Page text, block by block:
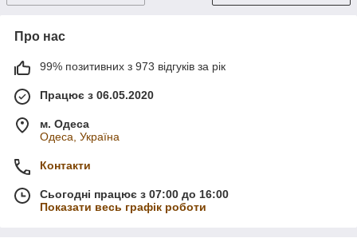
Про нас
99% позитивних з 973 відгуків за рік
Працює з 06.05.2020
м. Одеса
Одеса, Україна
Контакти
Сьогодні працює з 07:00 до 16:00
Показати весь графік роботи